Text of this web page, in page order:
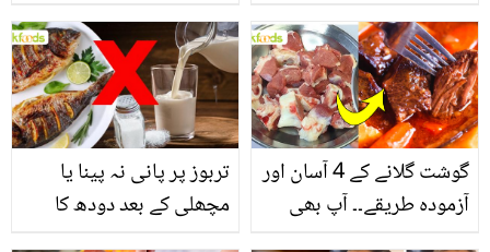
انگیز طبی فوائد
تربوز پر پانی نہ پینا یا
مچھلی کے بعد دودھ کا
گوشت گلانے کے 4 آسان اور
آزمودہ طریقے۔۔ آپ بھی